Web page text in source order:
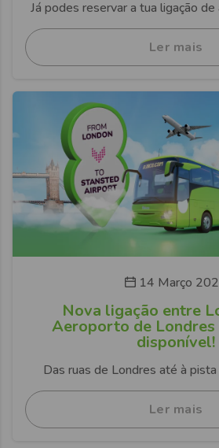
Já podes reservar a tua ligação de
Ler mais
14 Março
Nova ligação entre
Aeroporto de Londres
disponível!
Das ruas de Londres até à
Ler mais